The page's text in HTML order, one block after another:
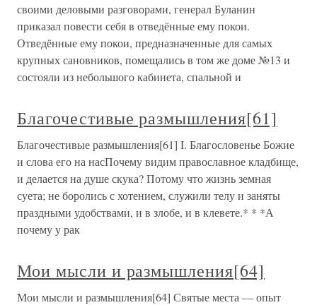
своими деловыми разговорами, генерал Буланин
приказал повести себя в отведённые ему покои.
Отведённые ему покои, предназначенные для самых
крупных сановников, помещались в том же доме №13 и
состояли из небольшого кабинета, спальной и
Благочестивые размышления[61]
Благочестивые размышления[61] I. Благословенье Божие
и слова его на насПочему видим православное кладбище,
и делается на душе скука? Потому что жизнь земная
суета; не боролись с хотением, служили телу и заняты
праздными удобствами, и в злобе, и в клевете.* * *А
почему у рак
Мои мысли и размышления[64]
Мои мысли и размышления[64] Святые места — опыт